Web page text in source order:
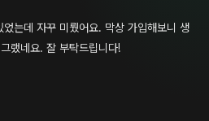
는데 자꾸 미뤘어요. 막상 가입해보니 생
랬네요. 잘 부탁드립니다!